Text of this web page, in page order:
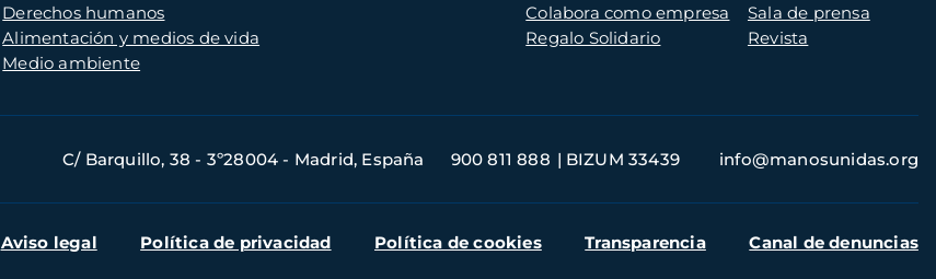
Derechos humanos
Alimentación y medios de vida
Medio ambiente
Colabora como empresa
Regalo Solidario
Sala de prensa
Revista
C/ Barquillo, 38 - 3º28004 - Madrid, España 900 811 888 BIZUM 33439 info@manosunidas.org
Aviso legal Política de privacidad Política de cookies Transparencia Canal de denuncias